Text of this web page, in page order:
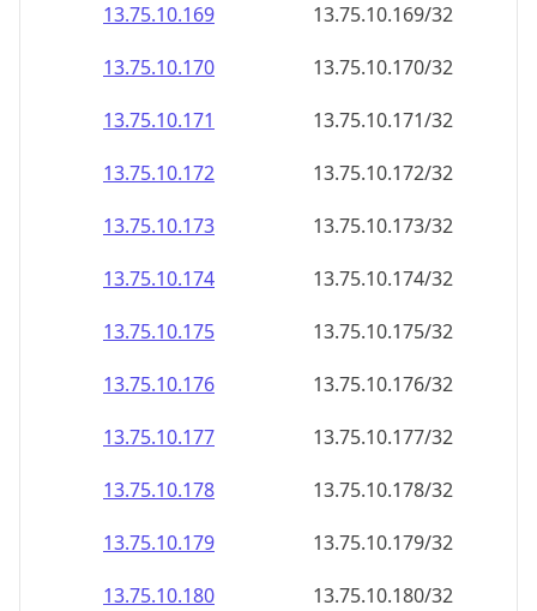
13.75.10.169
13.75.10.169/32
13.75.10.170
13.75.10.170/32
13.75.10.171
13.75.10.171/32
13.75.10.172
13.75.10.172/32
13.75.10.173
13.75.10.173/32
13.75.10.174
13.75.10.174/32
13.75.10.175
13.75.10.175/32
13.75.10.176
13.75.10.176/32
13.75.10.177
13.75.10.177/32
13.75.10.178
13.75.10.178/32
13.75.10.179
13.75.10.179/32
13.75.10.180
13.75.10.180/32